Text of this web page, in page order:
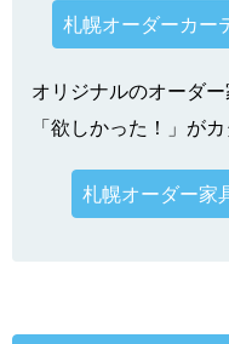
札幌オーダーカー
オリジナルのオーダ
「欲しかった！」が
札幌オーダー家